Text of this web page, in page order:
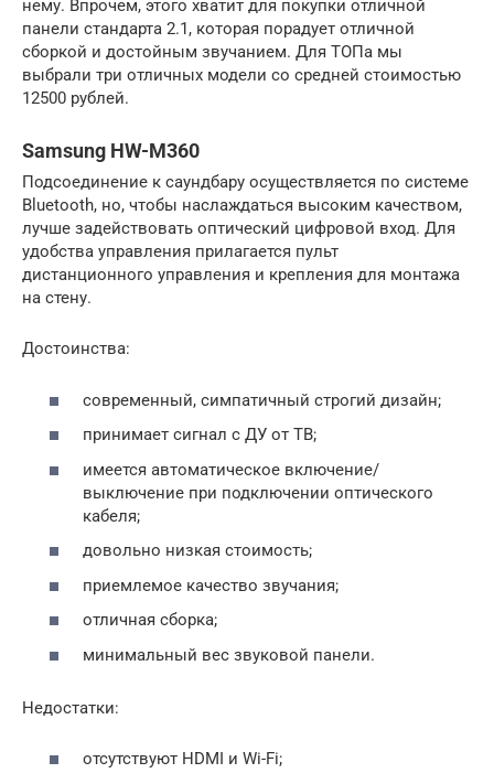
нему. Впрочем, этого хватит для покупки отличной
панели стандарта 2.1, которая порадует отличной
сборкой и достойным звучанием. Для ТОПа мы
выбрали три отличных модели со средней стоимостью
12500 рублей.
Samsung HW-M360
Подсоединение к саундбару осуществляется по системе
Bluetooth, но, чтобы наслаждаться высоким качеством,
лучше задействовать оптический цифровой вход. Для
удобства управления прилагается пульт
дистанционного управления и крепления для монтажа
на стену.
Достоинства:
современный, симпатичный строгий дизайн;
принимает сигнал с ДУ от ТВ;
имеется автоматическое включение/
выключение при подключении оптического
кабеля;
довольно низкая стоимость;
приемлемое качество звучания;
отличная сборка;
минимальный вес звуковой панели.
Недостатки:
отсутствуют HDMI и Wi-Fi;